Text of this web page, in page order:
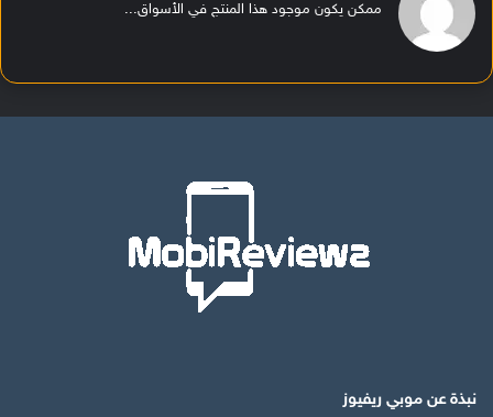
ممكن يكون موجود هذا المنتج في الأسواق...
نبذة عن موبي ريفيوز